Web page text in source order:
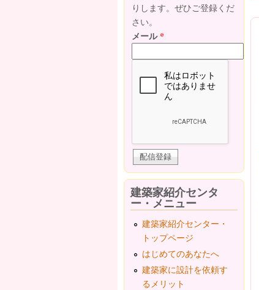
りします。ぜひご登録くだ
さい。
メール*
建築家紹介センタ
ー・メニュー
建築家紹介センター・
トップページ
はじめてのあなたへ
建築家に設計を依頼す
るメリット